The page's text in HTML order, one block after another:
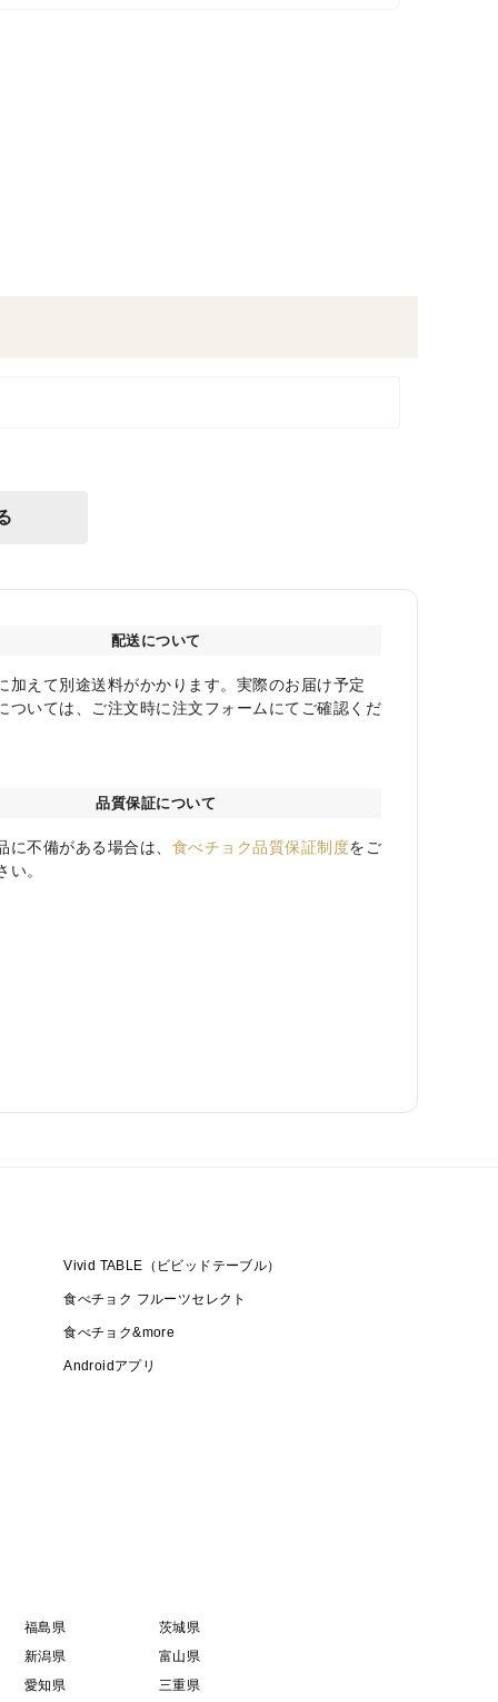
配送について
加えて別途送料がかかります。実際のお届け予定
ついては、ご注文時に注文フォームにてご確認くだ
品質保証について
に不備がある場合は、 食べチョク品質保証制度をご
い。
Vivid TABLE（ビビッドテーブル）
食べチョク フルーツセレクト
食べチョク&more
Androidアプリ
福島県
茨城県
新潟県
富山県
愛知県
三重県